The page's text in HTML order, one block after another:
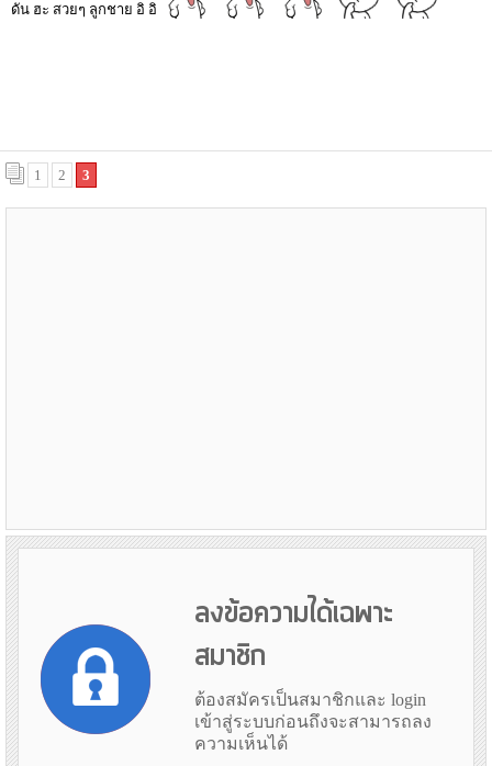
ดัน ฮะ สวยๆ ลูกชาย อิ อิ
1 2 3
ลงข้อความได้เฉพาะ
สมาชิก
ต้องสมัครเป็นสมาชิกและ login
เข้าสู่ระบบก่อนถึงจะสามารถลง
ความเห็นได้